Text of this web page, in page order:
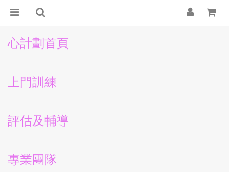
心計劃首頁
上門訓練
評估及輔導
專業團隊